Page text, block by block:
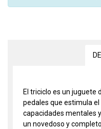
El triciclo es un juguete
pedales que estimula
capacidades mentales
un novedoso y